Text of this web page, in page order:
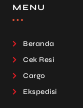
MENU
Beranda
Cek Resi
Cargo
Ekspedisi